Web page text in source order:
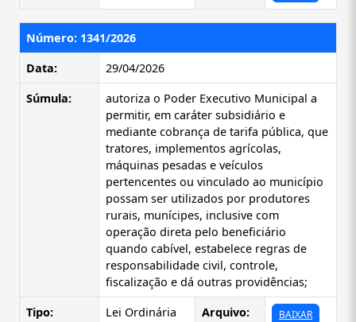
Número: 1341/2026
Data:
29/04/2026
Súmula:
autoriza o Poder Executivo Municipal a
permitir, em caráter subsidiário e
mediante cobrança de tarifa pública, que
tratores, implementos agrícolas,
máquinas pesadas e veículos
pertencentes ou vinculado ao município
possam ser utilizados por produtores
rurais, munícipes, inclusive com
operação direta pelo beneficiário
quando cabível, estabelece regras de
responsabilidade civil, controle,
fiscalização e dá outras providências;
Tipo:
Lei Ordinária Arquivo: BAIXAR